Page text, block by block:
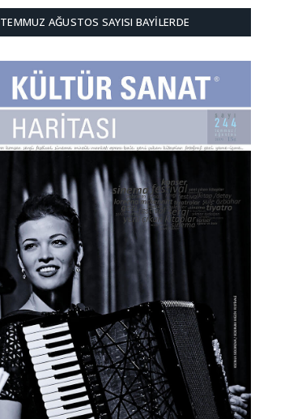
TEMMUZ AĞUSTOS SAYISI BAYILERDE